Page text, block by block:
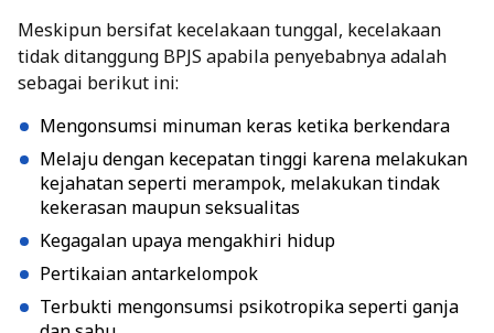
Meskipun bersifat kecelakaan tunggal, kecelakaan
tidak ditanggung BPJS apabila penyebabnya adalah
sebagai berikut ini:
Mengonsumsi minuman keras ketika berkendara
Melaju dengan kecepatan tinggi karena melakukan
kejahatan seperti merampok, melakukan tindak
kekerasan maupun seksualitas
Kegagalan upaya mengakhiri hidup
Pertikaian antarkelompok
Terbukti mengonsumsi psikotropika seperti ganja